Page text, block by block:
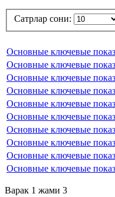
Сатрлар сони:
Основные ключевые
Основные ключевые
Основные ключевые
Основные ключевые
Основные ключевые
Основные ключевые
Основные ключевые
Основные ключевые
Основные ключевые
Основные ключевые
Варак 1 жами 3